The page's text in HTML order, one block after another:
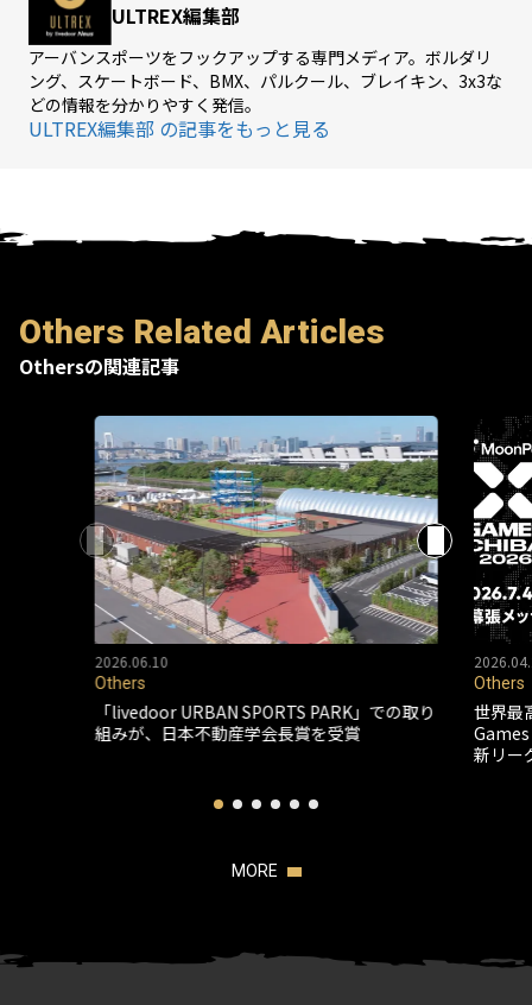
ULTREX編集部
アーバンスポーツをフックアップする専門メディア。ボルダリ
ング、スケートボード、BMX、パルクール、ブレイキン、3x3な
どの情報を分かりやすく発信。
ULTREX編集部 の記事をもっと見る
Others Related Articles
Othersの関連記事
2026.06.10
Others
「livedoor URBAN SPORTS PARK」での取り
組みが、日本不動産学会長賞を受賞
Others
世界最
新リー
MORE